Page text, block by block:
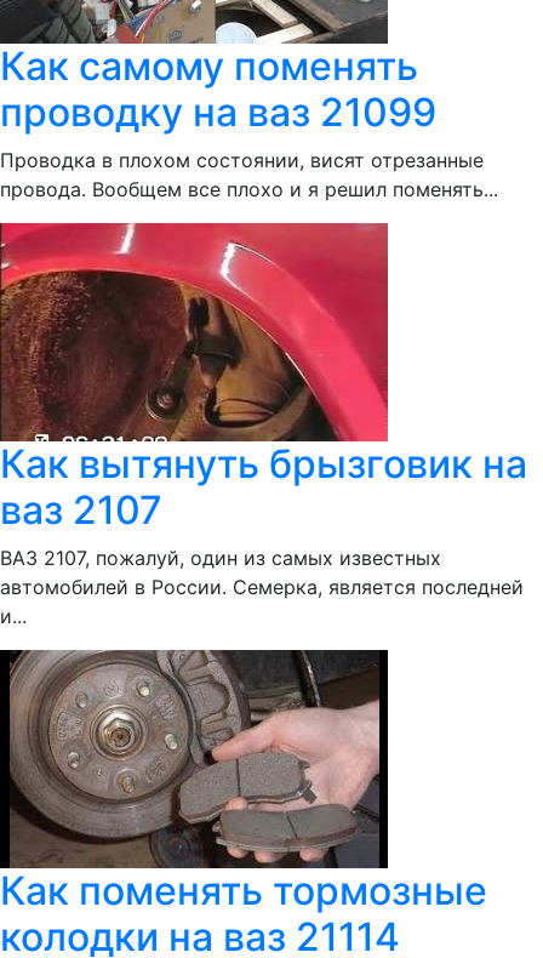
Как самому поменять
проводку на ваз 21099
Проводка в плохом состоянии, висят отрезанные
провода. Вообщем все плохо и я решил поменять...
Как вытянуть брызговик на
ваз 2107
ВАЗ 2107, пожалуй, один из самых известных
автомобилей в России. Семерка, является последней
и...
Как поменять тормозные
колодки на ваз 21114